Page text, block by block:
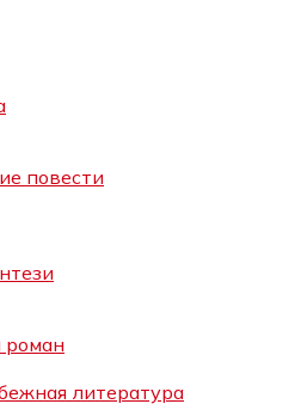
повести
литература